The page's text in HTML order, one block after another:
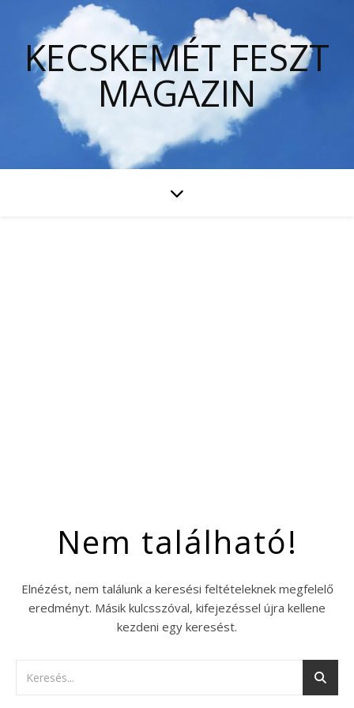
KECSKEMÉT FESZT
MAGAZIN
Nem található!
Elnézést, nem találunk a keresési feltételeknek megfelelő
eredményt. Másik kulcsszóval, kifejezéssel újra kellene
kezdeni egy keresést.